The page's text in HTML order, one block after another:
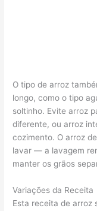
O tipo de arroz
longo, como o tipo
soltinho. Evite arroz
diferente, ou arroz
cozimento. O arroz
lavar — a lavagem
manter os grãos
Variações da Receita
Esta receita de arroz